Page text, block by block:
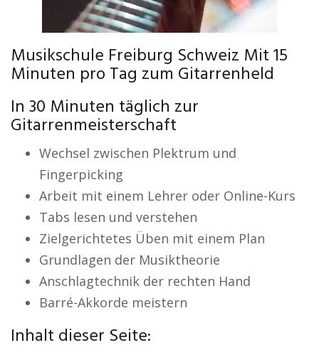
Musikschule Freiburg Schweiz Mit 15
Minuten pro Tag zum Gitarrenheld
In 30 Minuten täglich zur
Gitarrenmeisterschaft
Wechsel zwischen Plektrum und
Fingerpicking
Arbeit mit einem Lehrer oder Online-Kurs
Tabs lesen und verstehen
Zielgerichtetes Üben mit einem Plan
Grundlagen der Musiktheorie
Anschlagtechnik der rechten Hand
Barré-Akkorde meistern
Inhalt dieser Seite: